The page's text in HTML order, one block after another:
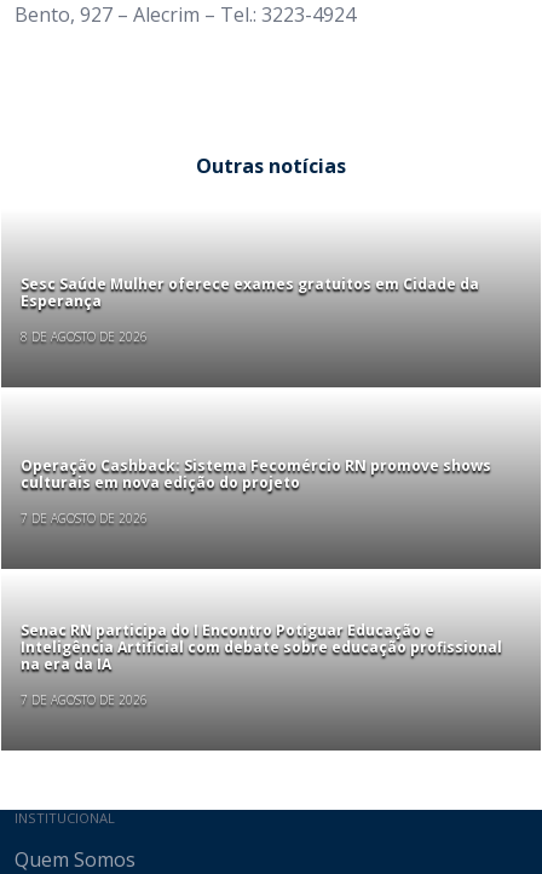
Bento, 927 – Alecrim – Tel.: 3223-4924
Outras notícias
Sesc Saúde Mulher oferece exames gratuitos em Cidade da
Esperança
8 DE AGOSTO DE 2026
Operação Cashback: Sistema Fecomércio RN promove shows
culturais em nova edição do projeto
7 DE AGOSTO DE 2026
Senac RN participa do I Encontro Potiguar Educação e
Inteligência Artificial com debate sobre educação profissional
na era da IA
7 DE AGOSTO DE 2026
Mapa do site
INSTITUCIONAL
Quem Somos